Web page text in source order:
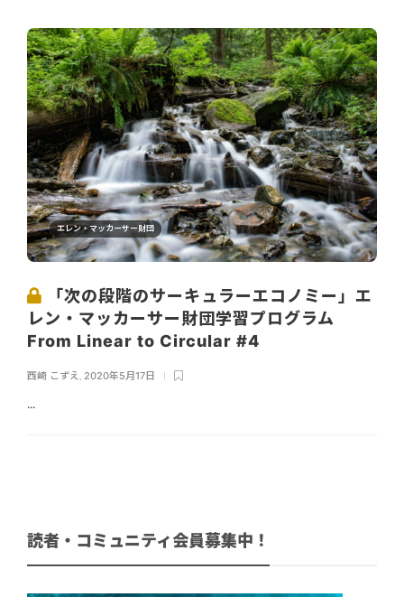
エレン・マッカーサー財団
「次の段階のサーキュラーエコノミー」エ
レン・マッカーサー財団学習プログラム
From Linear to Circular #4
西崎 こずえ 2020年5月17日
...
読者・コミュニティ会員募集中！